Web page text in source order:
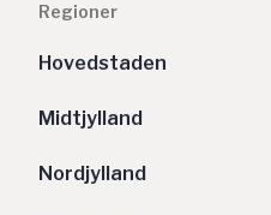
Regioner
Hovedstaden
Midtjylland
Nordjylland